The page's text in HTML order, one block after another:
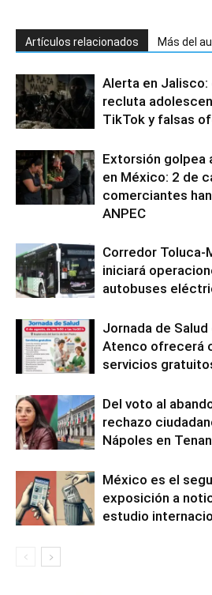
Artículos relacionados Más del
Alerta en Jalisco:
recluta
TikTok y falsas
Extorsión golpea
en México: 2 de
comerciantes
ANPEC
Corredor
iniciará
autobuses
Jornada de Salud
Atenco ofrecerá
servicios
Del voto al
rechazo
Nápoles en
México es el
exposición a
estudio